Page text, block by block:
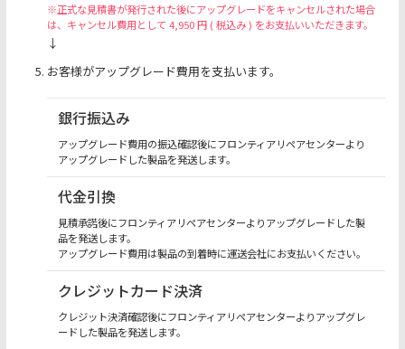
※正式な見積書が発行された後にアップグレードをキャンセルされた場合
は、キャンセル費用として 4,950 円 ( 税込み ) をお支払いいただきます。
↓
お客様がアップグレード費用を支払います。
銀行振込み
アップグレード費用の振込確認後にフロンティアリペアセンターより
アップグレードした製品を発送します。
代金引換
見積承諾後にフロンティアリペアセンターよりアップグレードした製
品を発送します。
アップグレード費用は製品の到着時に運送会社にお支払いください。
クレジットカード決済
クレジット決済確認後にフロンティアリペアセンターよりアップグレ
ードした製品を発送します。